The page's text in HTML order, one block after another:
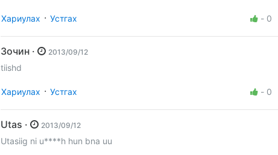
Хариулах · Устгах - 0
Зочин · 2013/09/12
tiishd
Хариулах · Устгах - 0
Utas · 2013/09/12
Utasiig ni u****h hun bna uu